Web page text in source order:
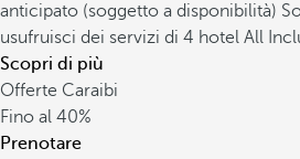
anticipato (soggetto a disponibilità)
usufruisci dei servizi di 4 hotel All
Scopri di più
Offerte Caraibi
Fino al 40%
Prenotare